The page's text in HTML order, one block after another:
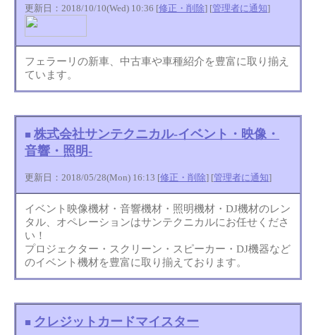
更新日：2018/10/10(Wed) 10:36 [修正・削除] [管理者に通知]
フェラーリの新車、中古車や車種紹介を豊富に取り揃え
ています。
■ 株式会社サンテクニカル-イベント・映像・
音響・照明-
更新日：2018/05/28(Mon) 16:13 [修正・削除] [管理者に通知]
イベント映像機材・音響機材・照明機材・DJ機材のレン
タル、オペレーションはサンテクニカルにお任せくださ
い！
プロジェクター・スクリーン・スピーカー・DJ機器など
のイベント機材を豊富に取り揃えております。
■ クレジットカードマイスター